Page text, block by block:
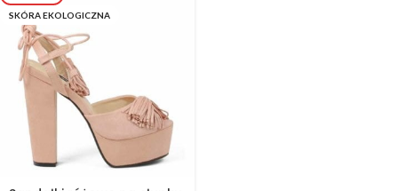
SKÓRA EKOLOGICZNA